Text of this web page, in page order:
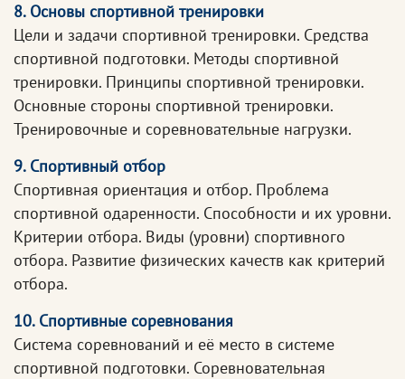
8. Основы спортивной тренировки
Цели и задачи спортивной тренировки. Средства
спортивной подготовки. Методы спортивной
тренировки. Принципы спортивной тренировки.
Основные стороны спортивной тренировки.
Тренировочные и соревновательные нагрузки.
9. Спортивный отбор
Спортивная ориентация и отбор. Проблема
спортивной одаренности. Способности и их уровни.
Критерии отбора. Виды (уровни) спортивного
отбора. Развитие физических качеств как критерий
отбора.
10. Спортивные соревнования
Система соревнований и её место в системе
спортивной подготовки. Соревновательная